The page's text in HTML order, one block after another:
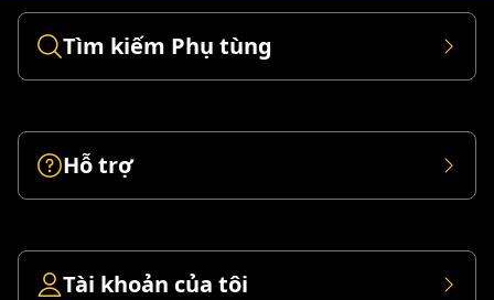
Tìm kiếm Phụ tùng
Hỗ trợ
Tài khoản của tôi